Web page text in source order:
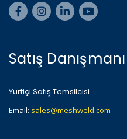
Satış Danışmanı
Yurtiçi Satış Temsilcisi
Email: sales@meshweld.com